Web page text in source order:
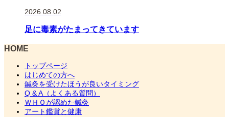
2026.08.02
足に毒素がたまってきています
HOME
トップページ
はじめての方へ
鍼灸を受けたほうが良いタイミング
Q & A（よくある質問）
ＷＨＯが認めた鍼灸
アート鑑賞と健康